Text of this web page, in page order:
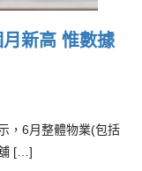
月新高 惟數據
，6月整體物業(包括
[…]